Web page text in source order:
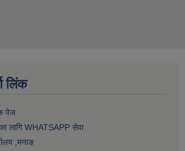
लिंक
पेज
लागि WHATSAPP सेवा
,मनाङ